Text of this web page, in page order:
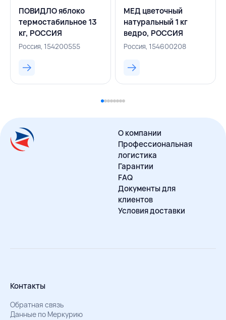
ПОВИДЛО яблоко
термостабильное 13
кг, РОССИЯ
Россия, 154200555
МЕД цветочный
натуральный 1 кг
ведро, РОССИЯ
Россия, 154600208
О компании
Профессиональная
логистика
Гарантии
FAQ
Документы для
клиентов
Условия доставки
Контакты
Обратная связь
Данные по Меркурию